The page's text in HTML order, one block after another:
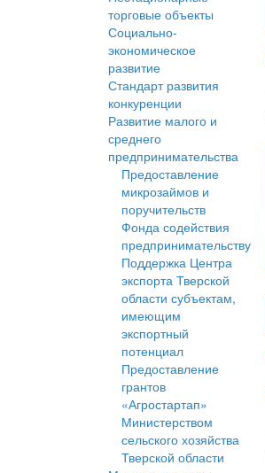
торговые объекты
Социально-
экономическое
развитие
Стандарт развития
конкуренции
Развитие малого и
среднего
предпринимательства
Предоставление
микрозаймов и
поручительств
Фонда содействия
предпринимательству
Поддержка Центра
экспорта Тверской
области субъектам,
имеющим
экспортный
потенциал
Предоставление
грантов
«Агростартап»
Министерством
сельского хозяйства
Тверской области